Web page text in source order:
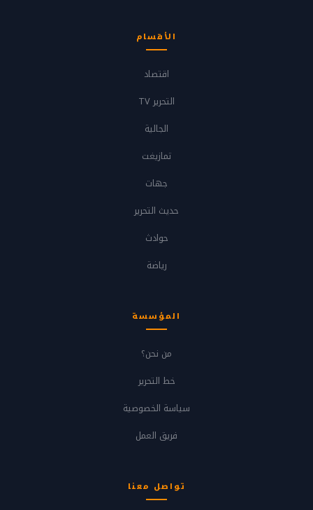
الأقسام
اقتصاد
التحرير TV
الجالية
تمازيغت
جهات
حديث التحرير
حوادث
رياضة
المؤسسة
من نحن؟
خط التحرير
سياسة الخصوصية
فريق العمل
تواصل معنا